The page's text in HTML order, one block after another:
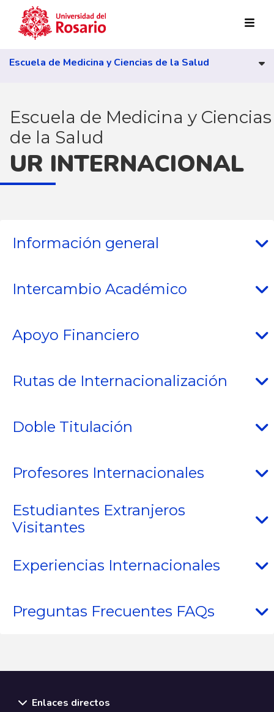
Pasar al contenido principal
Escuela de Medicina y Ciencias de la Salud
Escuela de Medicina y Ciencias
de la Salud
UR INTERNACIONAL
Información general
Intercambio Académico
Apoyo Financiero
Rutas de Internacionalización
Doble Titulación
Profesores Internacionales
Estudiantes Extranjeros
Visitantes
Experiencias Internacionales
Preguntas Frecuentes FAQs
Enlaces directos